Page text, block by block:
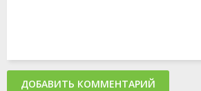
ДОБАВИТЬ КОММЕНТАРИЙ